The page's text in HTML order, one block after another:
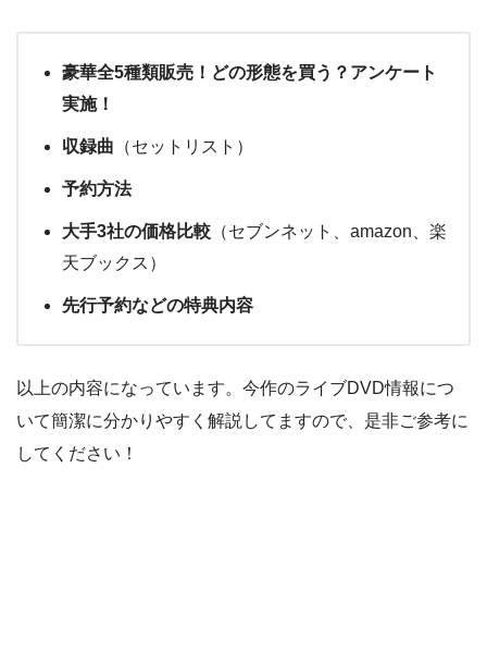
豪華全5種類販売！どの形態を買う？アンケート
実施！
収録曲 （セットリスト）
予約方法
大手3社の価格比較 （セブンネット、amazon、楽
天ブックス）
先行予約などの特典内容
以上の内容になっています。今作のライブDVD情報につ
いて簡潔に分かりやすく解説してますので、是非ご参考に
してください！